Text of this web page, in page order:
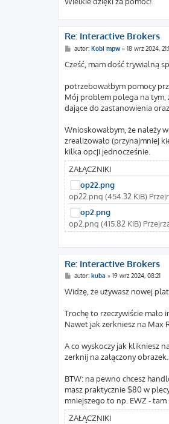
Re: Interactive Brokers
P
s
t
autor: Kobi mpw» 18 wrz 2024,
Cześć, mam dość trywialną
potrzebowałbym pomocy
Mój problem polega na tym,
dające do zastanowienia
Wnioskowałbym, że należy
zrealizowało (przynajmniej
kilka opcji jednocześnie.
ZAŁĄCZNIKI
op22.png (454.32 KiB)
op2.png (415.82 KiB)
Re: Interactive Brokers
P
s
autor: kuba » 19 wrz 2024, 08:21
Widzę, że używasz nowej
Trochę to rzeczywiście
Nawet jak zerkniesz na Max
A co wyskoczy jak klikniesz
zerknij na załączony obrazek.
BTW: na pewno chcesz
masz praktycznie $80 w
mniejszego to np. EWZ - tam
ZAŁĄCZNIKI